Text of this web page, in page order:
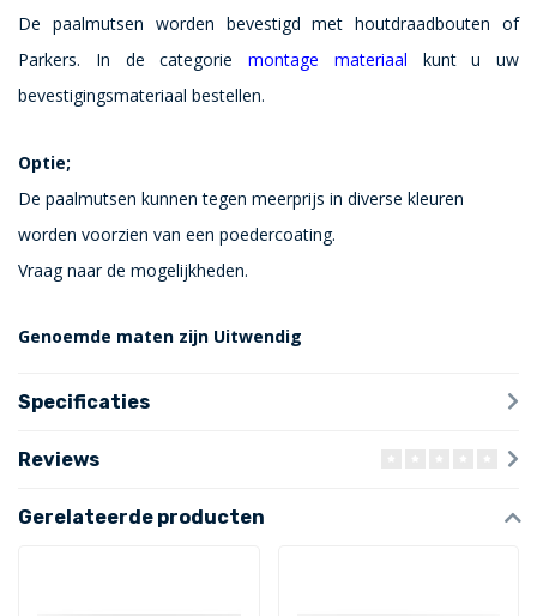
De paalmutsen worden bevestigd met houtdraadbouten of
Parkers. In de categorie montage materiaal kunt u uw
bevestigingsmateriaal bestellen.
Optie;
De paalmutsen kunnen tegen meerprijs in diverse kleuren
worden voorzien van een poedercoating.
Vraag naar de mogelijkheden.
Genoemde maten zijn Uitwendig
Specificaties
Reviews
Gerelateerde producten